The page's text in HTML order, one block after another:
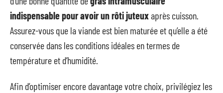
indispensable pour avoir un rôti juteuxaprès cuisson.
Assurez-vous que la viande est bien maturée et qu’elle a été
conservée dans les conditions idéales en termes de
température et d’humidité.
Afin d’optimiser encore davantage votre choix, privilégiez les